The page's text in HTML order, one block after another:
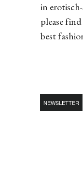
in
please
best
NEWSLETTER